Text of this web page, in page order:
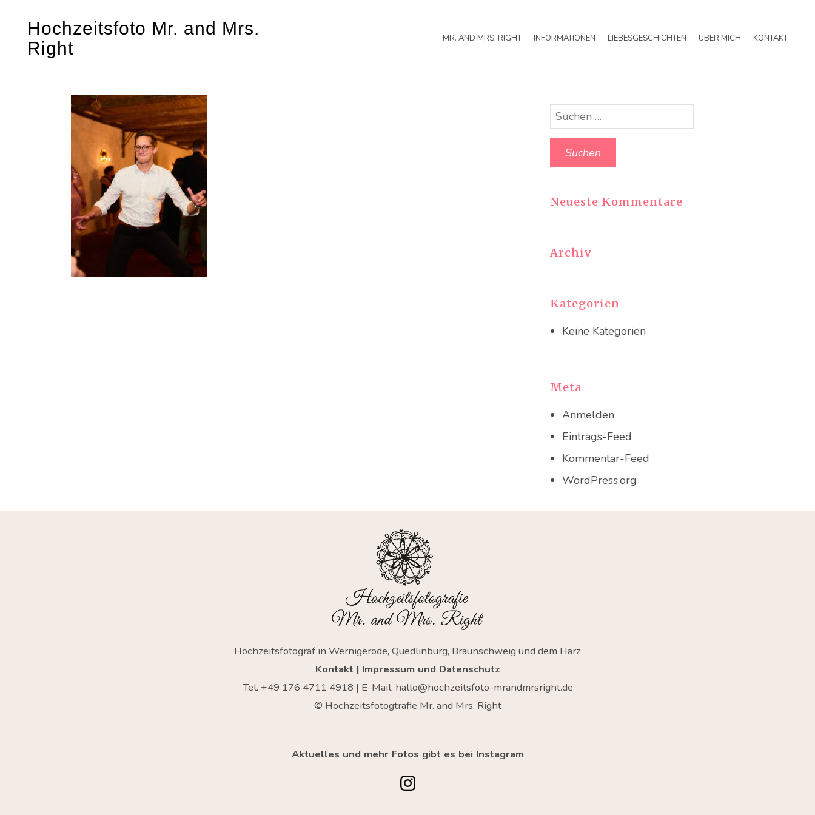
content
Hochzeitsfoto Mr. and Mrs.
Right
MR. AND MRS. RIGHT INFORMATIONEN LIEBESGESCHICHTEN ÜBER MICH KONTAKT
Suchen
nach:
Neueste Kommentare
Archiv
Kategorien
Keine Kategorien
Meta
Anmelden
Eintrags-Feed
Kommentar-Feed
WordPress.org
Hochzeitsfotograf in Wernigerode, Quedlinburg, Braunschweig und dem Harz
Kontakt | Impressum und Datenschutz
Tel. +49 176 4711 4918 | E-Mail: hallo@hochzeitsfoto-mrandmrsright.de
© Hochzeitsfotogtrafie Mr. and Mrs. Right
Aktuelles und mehr Fotos gibt es bei Instagram